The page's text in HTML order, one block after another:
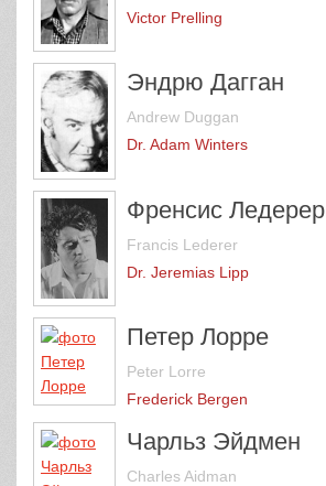
Victor Prelling
Эндрю Дагган
Andrew Duggan
Dr. Adam Winters
Френсис Ледерер
Francis Lederer
Dr. Jeremias Lipp
Петер Лорре
Peter Lorre
Frederick Bergen
Чарльз Эйдмен
Charles Aidman